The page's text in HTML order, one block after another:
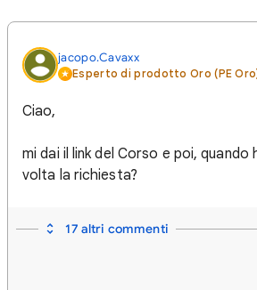
jacopo.Cavaxx
Esperto di prodotto Oro (PE
Ciao,
mi dai il link del Corso e poi,
volta la richiesta?
17 altri commenti